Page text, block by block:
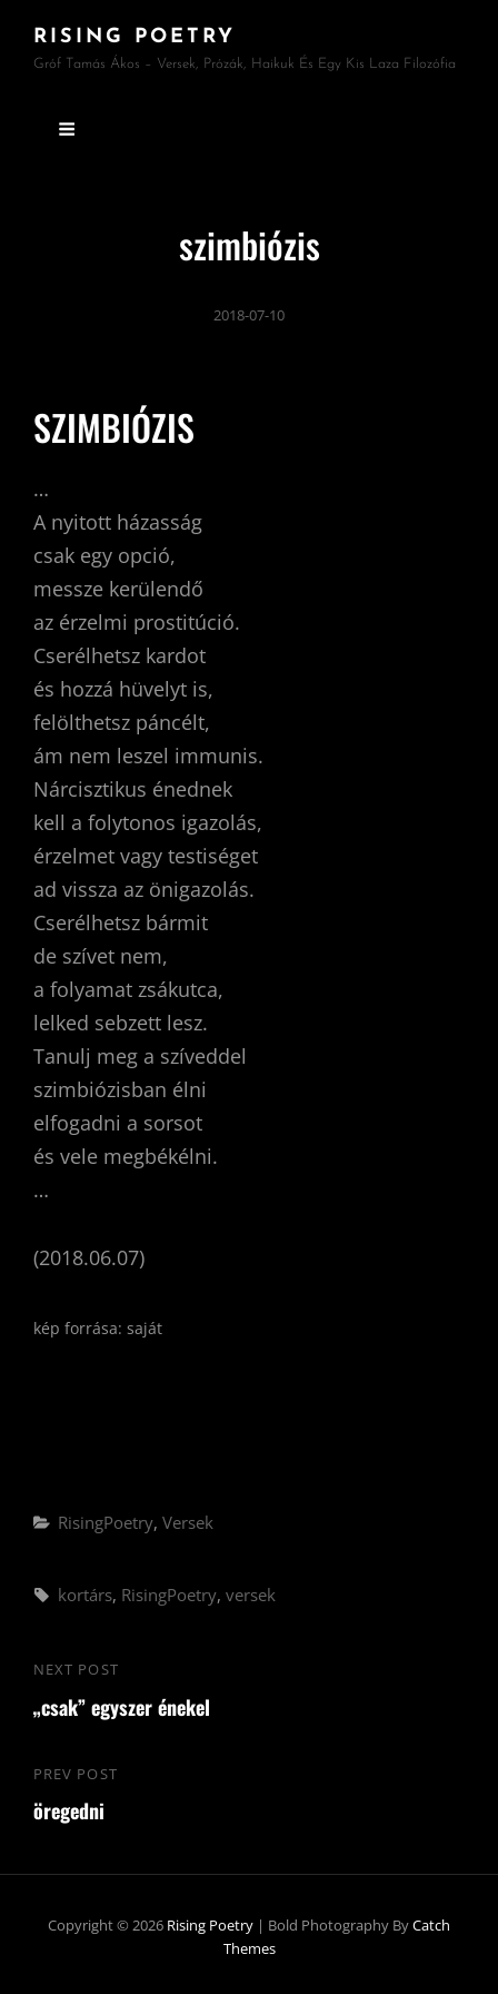
RISING POETRY
Gróf Tamás Ákos – Versek, Prózák, Haikuk És Egy Kis Laza Filozófia
szimbiózis
2018-07-10
SZIMBIÓZIS
…
A nyitott házasság
csak egy opció,
messze kerülendő
az érzelmi prostitúció.
Cserélhetsz kardot
és hozzá hüvelyt is,
felölthetsz páncélt,
ám nem leszel immunis.
Nárcisztikus énednek
kell a folytonos igazolás,
érzelmet vagy testiséget
ad vissza az önigazolás.
Cserélhetsz bármit
de szívet nem,
a folyamat zsákutca,
lelked sebzett lesz.
Tanulj meg a szíveddel
szimbiózisban élni
elfogadni a sorsot
és vele megbékélni.
…
(2018.06.07)
kép forrása: saját
Categories
RisingPoetry, Versek
Tags,
kortárs, RisingPoetry, versek
Bejegyzés
navigáció
Previous
Post
PREV POST
öregedni
Next
Post
NEXT POST
„csak” egyszer énekel
Copyright © 2026 Rising Poetry | Bold Photography ByCatch
Themes